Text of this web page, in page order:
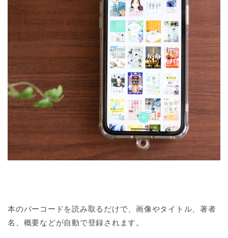
本のバーコードを読み取るだけで、画像やタイトル、著者
名、概要などが自動で登録されます。